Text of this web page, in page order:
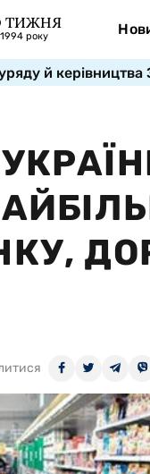
ТИЖНЯ
року
й керівництва